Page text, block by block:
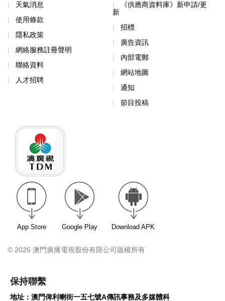
天氣消息
使用條款
隱私政策
網絡服務註冊聲明
聯絡資料
人才招聘
《供應商資料庫》新申請/更
新
招標
廣告資訊
內部電郵
網站地圖
通知
節目投稿
App Store Google Play Download APK
© 2026 澳門廣播電視股份有限公司版權所有
保持聯繫
地址：澳門俾利喇街一五七號A傳訊事務及多媒體科